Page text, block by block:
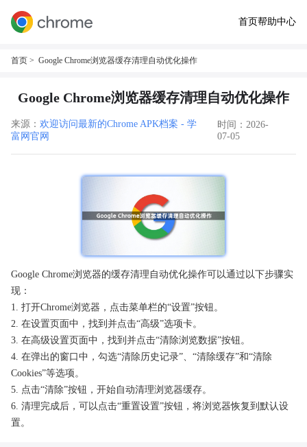
首页帮助中心
首页 > Google Chrome浏览器缓存清理自动优化操作
Google Chrome浏览器缓存清理自动优化操作
来源： 欢迎访问最新的Chrome APK档案 - 学
富网官网
时间：2026-
07-05
Google Chrome浏览器的缓存清理自动优化操作可以通过以下步骤实
现：
1. 打开Chrome浏览器，点击菜单栏的“设置”按钮。
2. 在设置页面中，找到并点击“高级”选项卡。
3. 在高级设置页面中，找到并点击“清除浏览数据”按钮。
4. 在弹出的窗口中，勾选“清除历史记录”、“清除缓存”和“清除
Cookies”等选项。
5. 点击“清除”按钮，开始自动清理浏览器缓存。
6. 清理完成后，可以点击“重置设置”按钮，将浏览器恢复到默认设
置。